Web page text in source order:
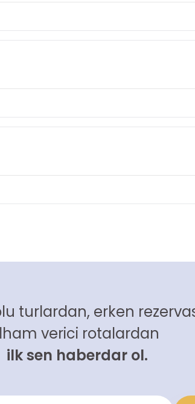
turlardan, erken
verici rotalardan
ilk sen haberdar ol.